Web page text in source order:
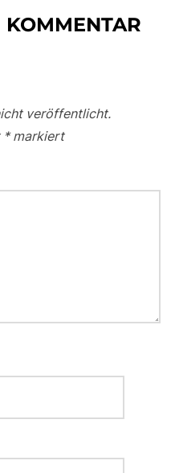
KOMMENTAR
veröffentlicht.
*markiert